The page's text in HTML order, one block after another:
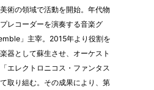
術の領域で活動を開始。年代物
レコーダーを演奏する音楽グ
」主宰。2015年より役割を
器として蘇生させ、オーケスト
エレクトロニコス・ファンタス
取り組む。その成果により、第